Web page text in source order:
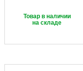
Товар в наличии
на складе